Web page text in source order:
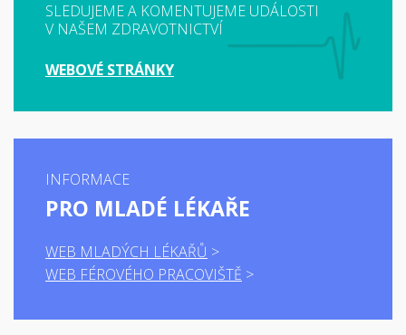
SLEDUJEME A KOMENTUJEME UDÁLOSTI
V NAŠEM ZDRAVOTNICTVÍ
WEBOVÉ STRÁNKY
INFORMACE
PRO MLADÉ LÉKAŘE
WEB MLADÝCH LÉKAŘŮ
WEB FÉROVÉHO PRACOVIŠTĚ